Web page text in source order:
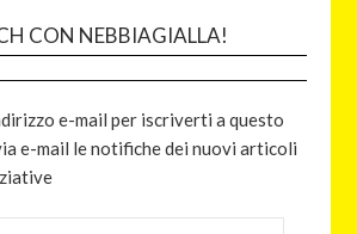
CON NEBBIAGIALLA!
e-mail per iscriverti a questo
e-mail le notifiche dei nuovi articoli